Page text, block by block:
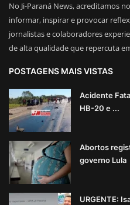
No Ji-Paraná News, acreditamos
informar, inspirar e provocar
jornalistas e colaboradores
de alta qualidade que repercuta
POSTAGENS MAIS VISTAS
Acidente
HB-20 e ...
Abortos
governo Lula
URGENTE: